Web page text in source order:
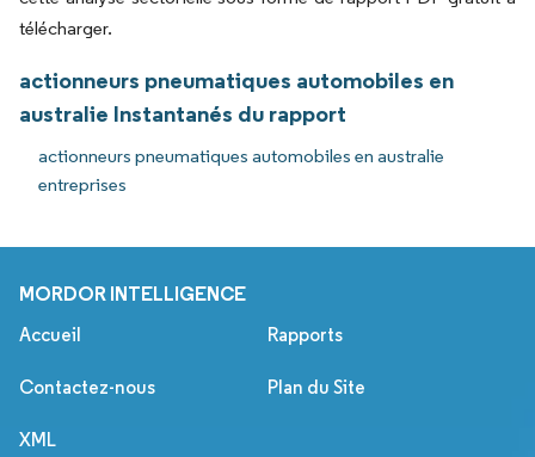
télécharger.
actionneurs pneumatiques automobiles en
australie Instantanés du rapport
actionneurs pneumatiques automobiles en australie
entreprises
MORDOR INTELLIGENCE
Accueil Rapports
Contactez-nous Plan du Site
XML